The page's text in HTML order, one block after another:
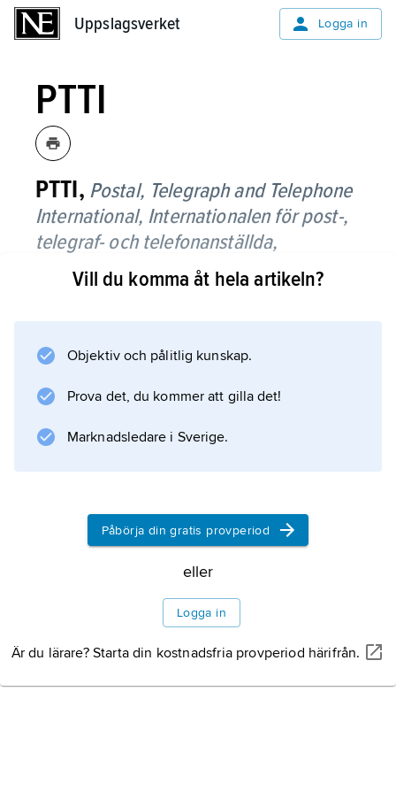
Uppslagsverket Logga in
PTTI
PTTI, Postal, Telegraph and Telephone
International, Internationalen för post-,
telegraf- och telefonanställda,
yrkesinternational, se CI
(Communications International).
Information om artikeln
Vill du komma åt hela artikeln?
Objektiv och pålitlig kunskap.
Prova det, du kommer att gilla det!
Marknadsledare i Sverige.
Påbörja din gratis provperiod
eller
Logga in
Är du lärare? Starta din kostnadsfria provperiod härifrån.